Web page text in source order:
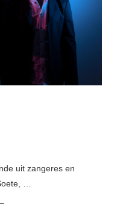
uit zangeres en
…